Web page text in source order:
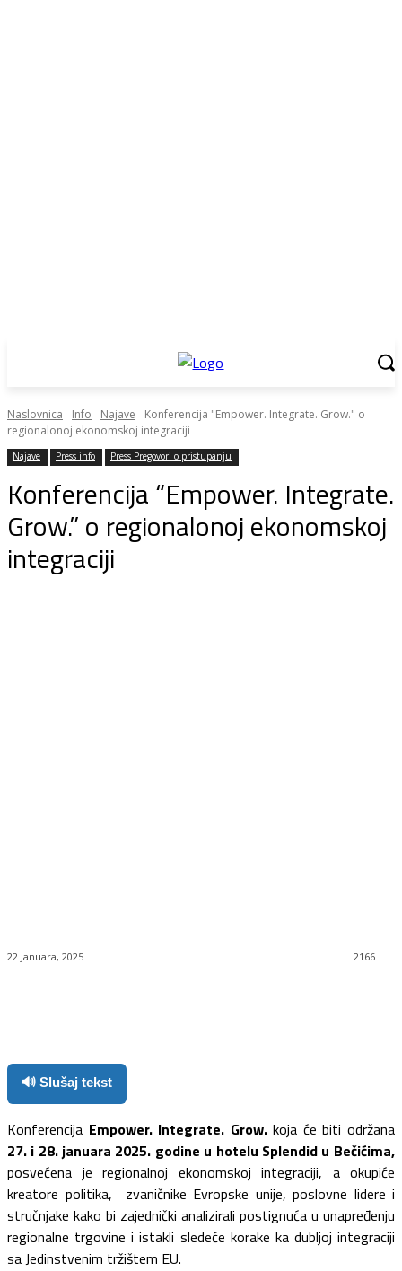
Naslovnica Info Najave
Konferencija "Empower. Integrate. Grow." o
regionalonoj ekonomskoj integraciji
Najave Press info Press Pregovori o pristupanju
Konferencija “Empower. Integrate.
Grow.” o regionalonoj ekonomskoj
integraciji
22 Januara, 2025 2166
🔊 Slušaj tekst
Konferencija Empower. Integrate. Grow.koja će biti održana
27. i 28. januara 2025. godine u hotelu Splendid u Bečićima,
posvećena je regionalnoj ekonomskoj integraciji, a okupiće
kreatore politika, zvaničnike Evropske unije, poslovne lidere i
stručnjake kako bi zajednički analizirali postignuća u unapređenju
regionalne trgovine i istakli sledeće korake ka dubljoj integraciji
sa Jedinstvenim tržištem EU.